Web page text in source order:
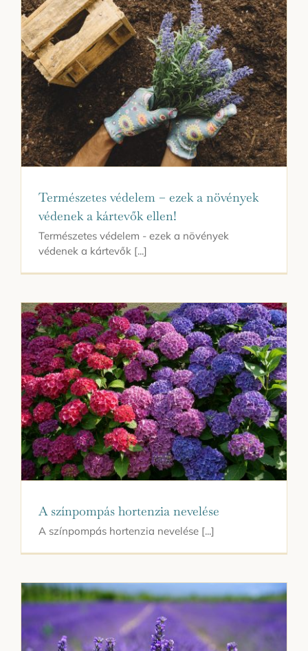
Kapcsolat
Természetes védelem – ezek a növények
védenek a kártevők ellen!
Természetes védelem - ezek a növények
védenek a kártevők [...]
A színpompás hortenzia nevelése
A színpompás hortenzia nevelése [...]